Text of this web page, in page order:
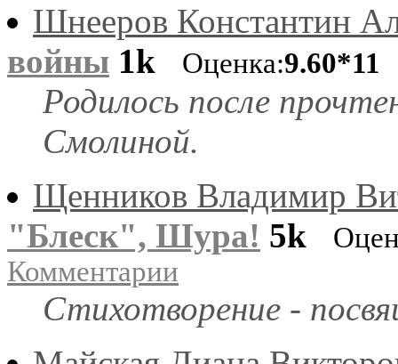
Шнееров Константин
войны 1k Оценка:9.60*11
Родилось после
Смолиной.
Щенников Владимир
"Блеск", Шура! 5k
Комментарии
Стихотворение -